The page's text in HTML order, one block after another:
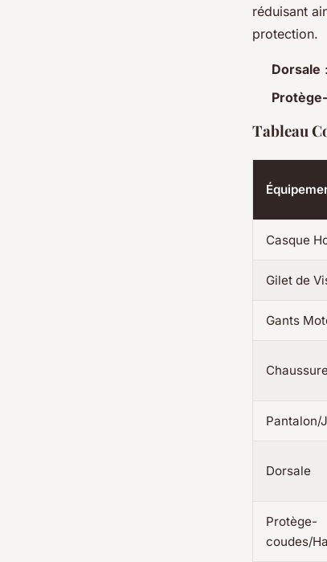
réduisant
protection.
Dorsale
Tableau
Casque
Gilet de
Gants
Pantalon/
Dorsale
Protège-
coudes/